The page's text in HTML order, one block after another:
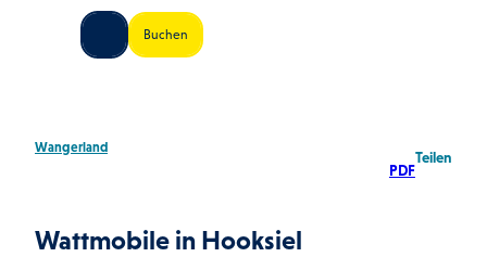
Suche Menü Buchen
Wangerland
PDF
Teilen
Wattmobile in Hooksiel